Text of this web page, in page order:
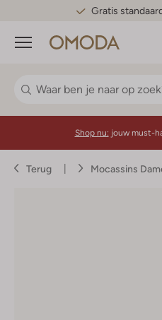
Gratis
Menu
Shop nu: jouw must-
Terug Mocassins